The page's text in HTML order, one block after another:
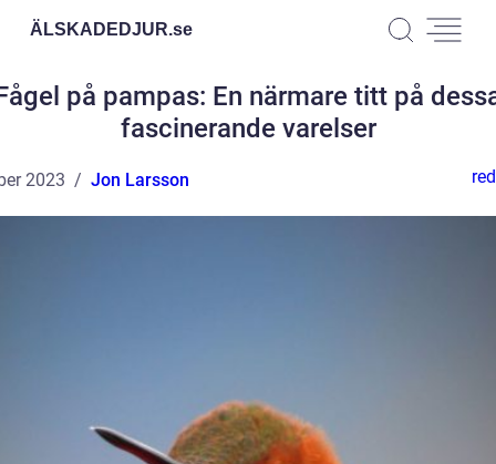
ÄLSKADEDJUR.se
på pampas: En närmare titt på
fascinerande varelser
2023 Jon Larsson